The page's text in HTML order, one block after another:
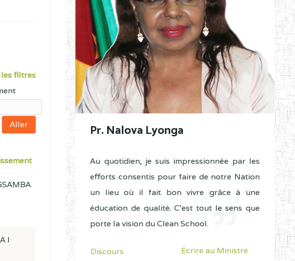
filtres
I
Pr. Nalova Lyonga
Au quotidien, je suis impressionnée par les
efforts consentis pour faire de notre Nation
un lieu où il fait bon vivre grâce à une
éducation de qualité. C'est tout le sens que
porte la vision du Clean School.
Discours Ecrire au Ministre